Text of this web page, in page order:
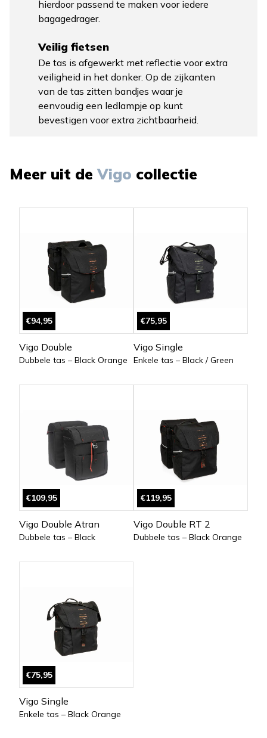
hierdoor passend te maken voor iedere
bagagedrager.
Veilig fietsen
De tas is afgewerkt met reflectie voor extra
veiligheid in het donker. Op de zijkanten
van de tas zitten bandjes waar je
eenvoudig een ledlampje op kunt
bevestigen voor extra zichtbaarheid.
Meer uit de Vigo collectie
€94,95
Vigo Double
Dubbele tas – Black Orange
€75,95
Vigo Single
Enkele tas – Black / Green
€109,95
Vigo Double Atran
Dubbele tas – Black
€119,95
Vigo Double RT 2
Dubbele tas – Black Orange
€75,95
Vigo Single
Enkele tas – Black Orange